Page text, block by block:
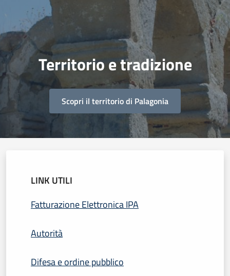
Territorio e tradizione
Scopri il territorio di Palagonia
LINK UTILI
Fatturazione Elettronica IPA
Autorità
Difesa e ordine pubblico